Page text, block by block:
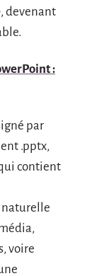
, devenant
:
par
.pptx,
contient
naturelle
voire